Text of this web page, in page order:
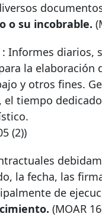
o su incobrable.
: Informes diarios,
la
y otros fines.
tiempo
(2))
la fecha, las
de
(MOAR